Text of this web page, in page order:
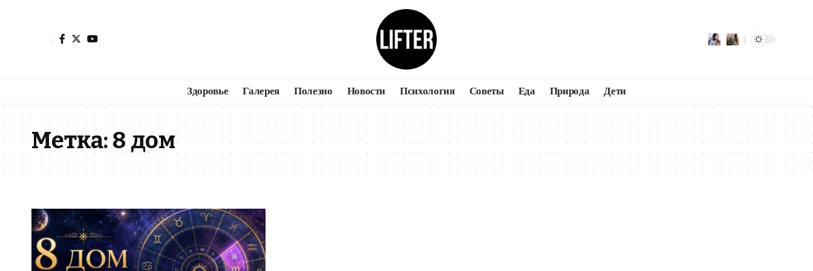
Здоровье Галерея Полезно Новости Психология Советы Еда Природа Дети
Метка:8 дом